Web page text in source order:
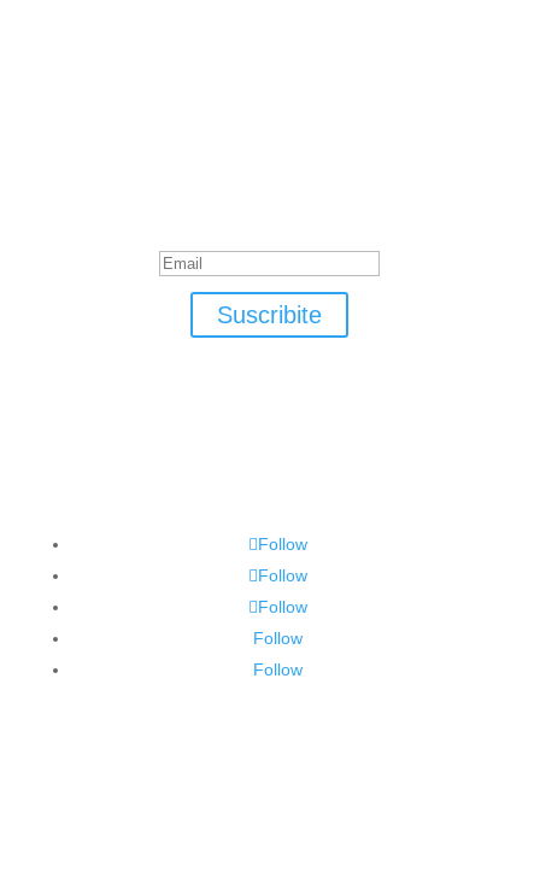
Suscribite
Follow
Follow
Follow
Follow
Follow